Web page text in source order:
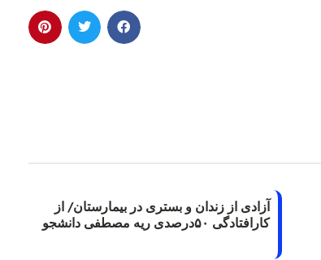
آزادی از زندان و بستری در بیمارستان/ از
کارافتادگی ۵۰درصدی ریه مصطفی دانشجو